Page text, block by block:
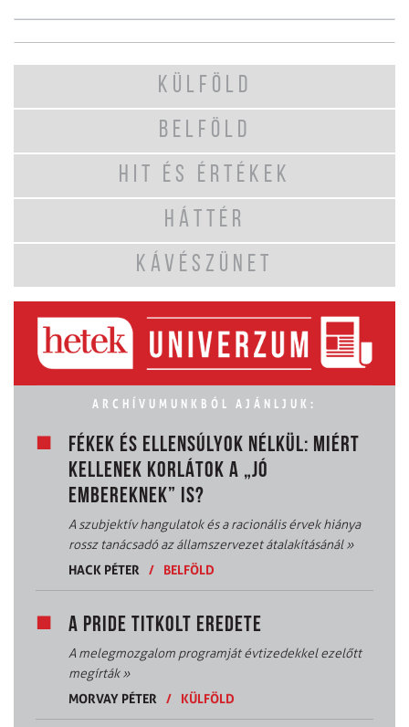
KÜLFÖLD
BELFÖLD
HIT ÉS ÉRTÉKEK
HÁTTÉR
KÁVÉSZÜNET
ARCHÍVUMUNKBÓL AJÁNLJUK:
FÉKEK ÉS ELLENSÚLYOK NÉLKÜL: MIÉRT
KELLENEK KORLÁTOK A „JÓ
EMBEREKNEK” IS?
A szubjektív hangulatok és a racionális érvek hiánya
rossz tanácsadó az államszervezet átalakításánál»
HACK PÉTER
/ BELFÖLD
A PRIDE TITKOLT EREDETE
A melegmozgalom programját évtizedekkel ezelőtt
megírták»
MORVAY PÉTER
/ KÜLFÖLD